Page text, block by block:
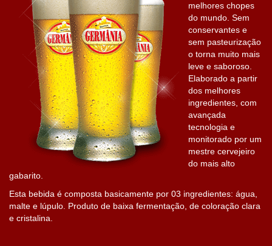
melhores chopes
do mundo. Sem
conservantes e
sem pasteurização
o torna muito mais
leve e saboroso.
Elaborado a partir
dos melhores
ingredientes, com
avançada
tecnologia e
monitorado por um
mestre cervejeiro
do mais alto
gabarito.
Esta bebida é composta basicamente por 03 ingredientes: água,
malte e lúpulo. Produto de baixa fermentação, de coloração clara
e cristalina.